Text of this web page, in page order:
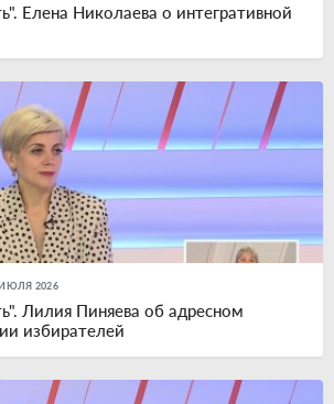
Елена Николаева о интегративной
2026
Лилия Пиняева об адресном
избирателей